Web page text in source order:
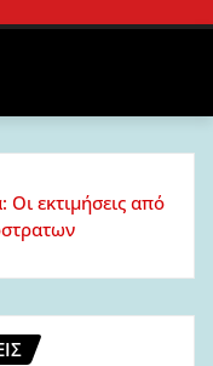
εκτιμήσεις από